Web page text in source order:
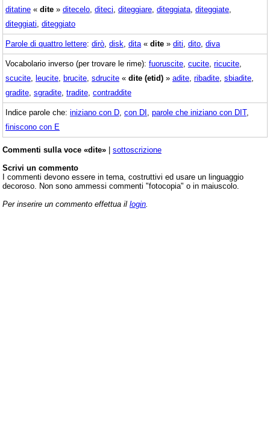
ditatine « dite » ditecelo diteci diteggiare diteggiata diteggiate
diteggiati diteggiato
Parole di quattro lettere: dirò disk dita « dite » diti dito diva
Vocabolario inverso (per trovare le rime): fuoruscite cucite ricucite
scucite leucite brucite sdrucite « dite (etid) » adite ribadite sbiadite
gradite sgradite tradite contraddite
Indice parole che: iniziano con D con DI parole che iniziano con DIT,
finiscono con E
Commenti sulla voce «dite» | sottoscrizione
Scrivi un commento
I commenti devono essere in tema, costruttivi ed usare un linguaggio
decoroso. Non sono ammessi commenti "fotocopia" o in maiuscolo.
Per inserire un commento effettua il login